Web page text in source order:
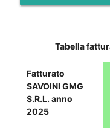
Tabella
Fatturato
SAVOINI GMG
S.R.L. anno
2025